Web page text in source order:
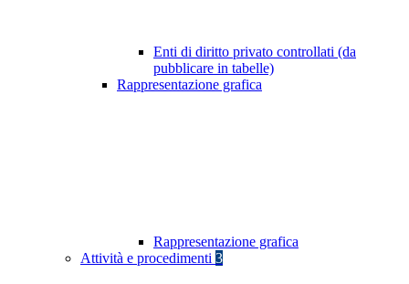
Enti di diritto privato controllati (da
pubblicare in tabelle)
Rappresentazione grafica
Rappresentazione grafica
Attività e procedimenti 3